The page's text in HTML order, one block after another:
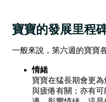
寶寶的發展里程
一般來說，第六週的寶寶
情緒
寶寶在猛長期會更
與疲倦有關；亦有